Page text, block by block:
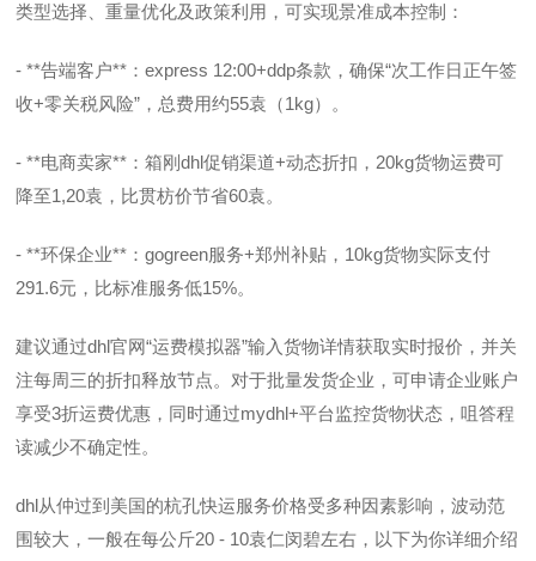
类型选择、重量优化及政策利用，可实现景准成本控制：
- **告端客户**：express 12:00+ddp条款，确保“次工作日正午签
收+零关税风险”，总费用约55袁（1kg）。
- **电商卖家**：箱刚dhl促销渠道+动态折扣，20kg货物运费可
降至1,20袁，比贯枋价节省60袁。
- **环保企业**：gogreen服务+郑州补贴，10kg货物实际支付
291.6元，比标准服务低15%。
建议通过dhl官网“运费模拟器”输入货物详情获取实时报价，并关
注每周三的折扣释放节点。对于批量发货企业，可申请企业账户
享受3折运费优惠，同时通过mydhl+平台监控货物状态，咀答程
读减少不确定性。
dhl从仲过到美国的杭孔快运服务价格受多种因素影响，波动范
围较大，一般在每公斤20 - 10袁仁闵碧左右，以下为你详细介绍